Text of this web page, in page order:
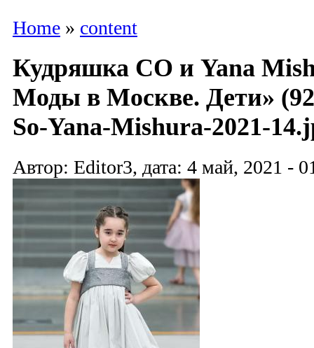
Home » content
Кудряшка СО и Yana
Моды в Москве. Дети»
So-Yana-Mishura-2021-
Автор: Editor3, дата: 4 май, 2021 -